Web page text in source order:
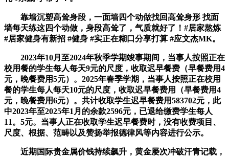
靠墙沉塑高耸身段，一面墙四个动做找回高耸身形 找面
墙每天练这四个动做，身段高耸了，气质就好了！#居家熬炼
#居家健身有新招 #健身 #实正在糊口分享打算 #应文杰MK。
2023年10月至2024年秋季学期竣事期间，当事人按照正在
校用餐的学生每人每天9元的尺度，收取迟早餐费（早餐费用4
元，晚餐费用5元）。2025年春季学期，当事人按照正在校用
餐的学生每人每天10元的尺度，收取迟早餐费用（早餐费用4
元，晚餐费用6元）。共计收取学生迟早餐费用583702元，此
中2023年至2025年1月的余款2596元，已退给缴费学生每人
11。5元。当事人正在收取学生迟早餐费时，没有收费项目、
尺度、根据、范畴以及赞扬举报德律风等内容进行公示。
近期国际贵金属价钱持续飙升，黄金屡次冲破汗青记载，